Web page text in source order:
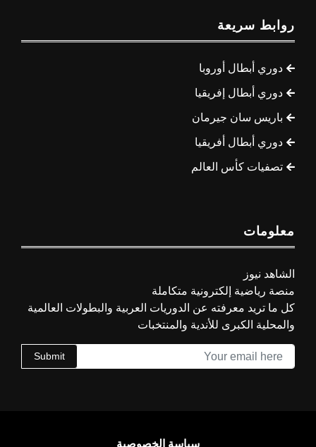
روابط سريعة
دوري أبطال أوروبا
دوري أبطال إفريقيا
باريس سان جيرمان
دوري أبطال أفريقيا
تصفيات كأس العالم
معلومات
الشاهد نيوز
منصة رياضية إلكترونية متكاملة
كل ما تريد معرفته عن الدوريات العربية والبطولات العالمية
والمحلية الكبرى للأندية والمنتخبات
Submit
سياسة الخصوصية